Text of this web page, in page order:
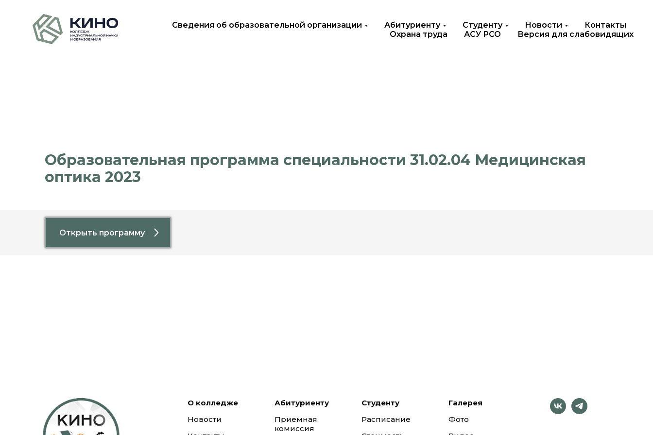
Сведения об образовательной организации Абитуриенту Студенту Новости
Контакты
Охрана труда
АСУ РСО Версия для слабовидящих
Образовательная программа специальности 31.02.04 Медицинская
оптика 2023
Открыть программу
О колледже
Новости
Абитуриенту
Приемная
комиссия
Студенту
Расписание
Галерея
Фото